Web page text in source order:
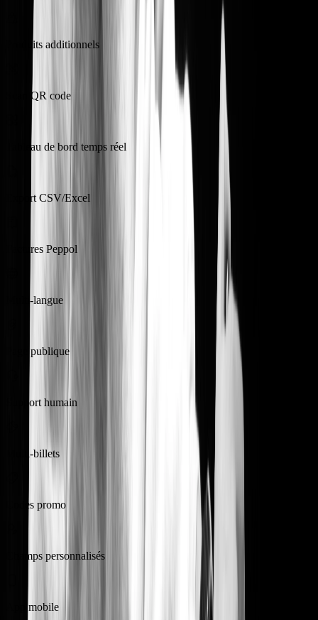
Produits additionnels
Scan QR code
Tableau de bord temps réel
Export CSV/Excel
Factures Peppol
Multi-langue
Page publique
Support humain
Multi-billets
Codes promo
Champs personnalisés
App mobile